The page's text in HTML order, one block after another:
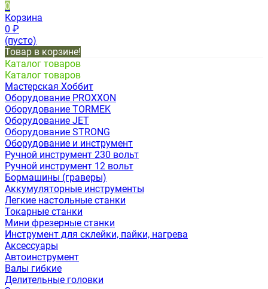
0
Корзина
0 ₽
(пусто)
Товар в корзине!
Каталог товаров
Каталог товаров
Мастерская Хоббит
Оборудование PROXXON
Оборудование TORMEK
Оборудование JET
Оборудование STRONG
Оборудование и инструмент
Ручной инструмент 230 вольт
Ручной инструмент 12 вольт
Бормашины (граверы)
Аккумуляторные инструменты
Легкие настольные станки
Токарные станки
Мини фрезерные станки
Инструмент для склейки, пайки, нагрева
Аксессуары
Автоинструмент
Валы гибкие
Делительные головки